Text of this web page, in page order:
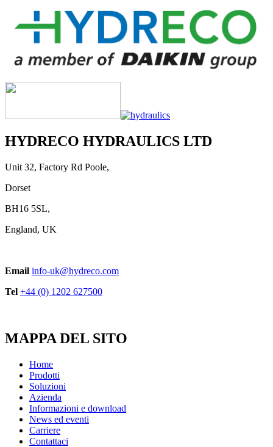
HYDRECO HYDRAULICS LTD
Unit 32, Factory Rd Poole,
Dorset
BH16 5SL,
England, UK
Email info-uk@hydreco.com
Tel +44 (0) 1202 627500
MAPPA DEL SITO
Home
Prodotti
Soluzioni
Azienda
Informazioni e download
News ed eventi
Carriere
Contattaci